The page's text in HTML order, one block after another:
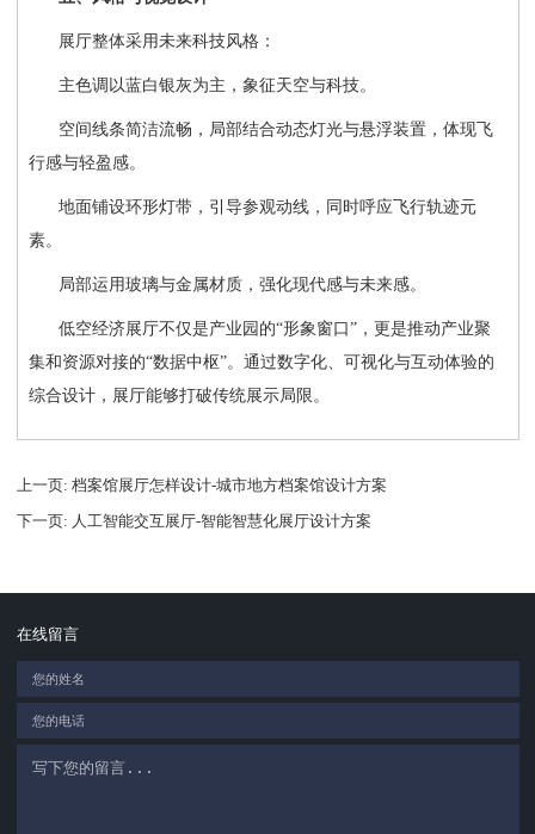
展厅整体采用未来科技风格：
主色调以蓝白银灰为主，象征天空与科技。
空间线条简洁流畅，局部结合动态灯光与悬浮装置，体现飞
行感与轻盈感。
地面铺设环形灯带，引导参观动线，同时呼应飞行轨迹元
素。
局部运用玻璃与金属材质，强化现代感与未来感。
低空经济展厅不仅是产业园的“形象窗口”，更是推动产业聚
集和资源对接的“数据中枢”。通过数字化、可视化与互动体验的
综合设计，展厅能够打破传统展示局限。
上一页: 档案馆展厅怎样设计-城市地方档案馆设计方案
下一页: 人工智能交互展厅-智能智慧化展厅设计方案
在线留言